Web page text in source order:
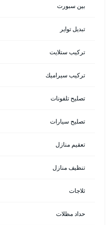
بين سبورت
تبديل تواير
تركيب ستلايت
تركيب سيراميك
تصليح تلفونات
تصليح سيارات
تعقيم منازل
تنظيف منازل
ثلاجات
حداد مظلات